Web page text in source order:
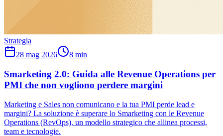
Strategia
28 mag 2026
8 min
Smarketing 2.0: Guida alle Revenue Operations per
PMI che non vogliono perdere margini
Marketing e Sales non comunicano e la tua PMI perde lead e
margini? La soluzione è superare lo Smarketing con le Revenue
Operations (RevOps), un modello strategico che allinea processi,
team e tecnologie.